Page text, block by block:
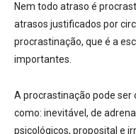
Nem todo atraso é
atrasos justificados por
procrastinação, que é a
importantes.
A procrastinação pode
como: inevitável, de
psicológicos, proposital e